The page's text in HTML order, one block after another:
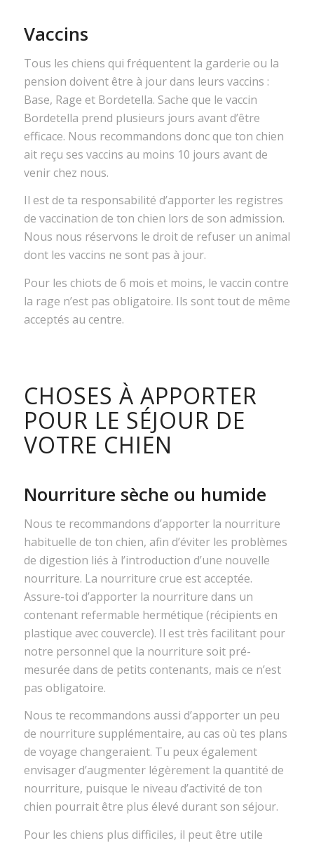
Vaccins
Tous les chiens qui fréquentent la garderie ou la
pension doivent être à jour dans leurs vaccins :
Base, Rage et Bordetella. Sache que le vaccin
Bordetella prend plusieurs jours avant d’être
efficace. Nous recommandons donc que ton chien
ait reçu ses vaccins au moins 10 jours avant de
venir chez nous.
Il est de ta responsabilité d’apporter les registres
de vaccination de ton chien lors de son admission.
Nous nous réservons le droit de refuser un animal
dont les vaccins ne sont pas à jour.
Pour les chiots de 6 mois et moins, le vaccin contre
la rage n’est pas obligatoire. Ils sont tout de même
acceptés au centre.
CHOSES À APPORTER
POUR LE SÉJOUR DE
VOTRE CHIEN
Nourriture sèche ou humide
Nous te recommandons d’apporter la nourriture
habituelle de ton chien, afin d’éviter les problèmes
de digestion liés à l’introduction d’une nouvelle
nourriture. La nourriture crue est acceptée.
Assure-toi d’apporter la nourriture dans un
contenant refermable hermétique (récipients en
plastique avec couvercle). Il est très facilitant pour
notre personnel que la nourriture soit pré-
mesurée dans de petits contenants, mais ce n’est
pas obligatoire.
Nous te recommandons aussi d’apporter un peu
de nourriture supplémentaire, au cas où tes plans
de voyage changeraient. Tu peux également
envisager d’augmenter légèrement la quantité de
nourriture, puisque le niveau d’activité de ton
chien pourrait être plus élevé durant son séjour.
Pour les chiens plus difficiles, il peut être utile